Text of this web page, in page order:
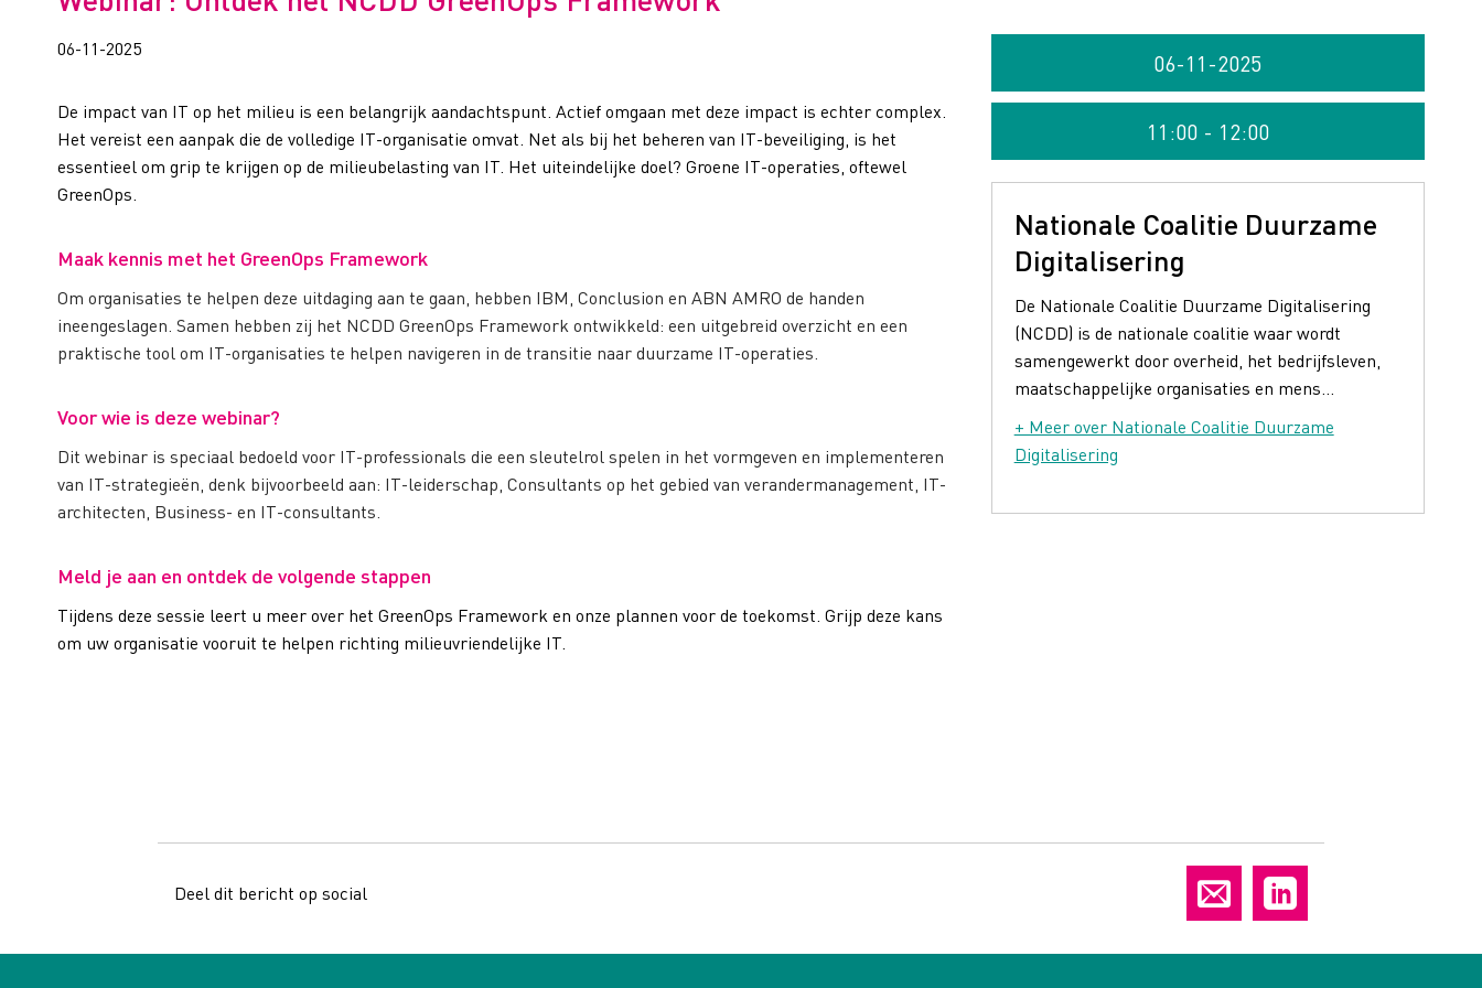
06-11-2025
De impact van IT op het milieu is een belangrijk aandachtspunt. Actief omgaan met deze impact is echter complex.
Het vereist een aanpak die de volledige IT-organisatie omvat. Net als bij het beheren van IT-beveiliging, is het
essentieel om grip te krijgen op de milieubelasting van IT. Het uiteindelijke doel? Groene IT-operaties, oftewel
GreenOps.
Maak kennis met het GreenOps Framework
Om organisaties te helpen deze uitdaging aan te gaan, hebben IBM, Conclusion en ABN AMRO de handen
ineengeslagen. Samen hebben zij het NCDD GreenOps Framework ontwikkeld: een uitgebreid overzicht en een
praktische tool om IT-organisaties te helpen navigeren in de transitie naar duurzame IT-operaties.
Voor wie is deze webinar?
Dit webinar is speciaal bedoeld voor IT-professionals die een sleutelrol spelen in het vormgeven en implementeren
van IT-strategieën, denk bijvoorbeeld aan: IT-leiderschap, Consultants op het gebied van verandermanagement, IT-
architecten, Business- en IT-consultants.
Meld je aan en ontdek de volgende stappen
Tijdens deze sessie leert u meer over het GreenOps Framework en onze plannen voor de toekomst. Grijp deze kans
om uw organisatie vooruit te helpen richting milieuvriendelijke IT.
06-11-2025
11:00 - 12:00
Nationale Coalitie Duurzame
Digitalisering
De Nationale Coalitie Duurzame Digitalisering
(NCDD) is de nationale coalitie waar wordt
samengewerkt door overheid, het bedrijfsleven,
maatschappelijke organisaties en mens...
+ Meer over Nationale Coalitie Duurzame
Digitalisering
Deel dit bericht op social